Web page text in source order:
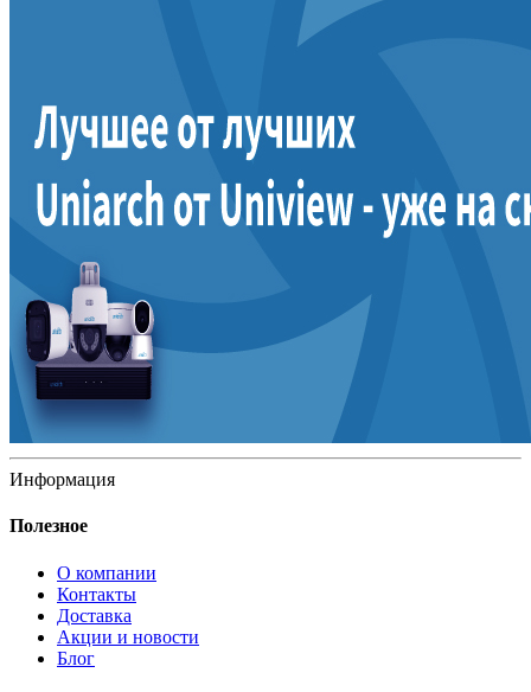
Информация
Полезное
О компании
Контакты
Доставка
Акции и новости
Блог